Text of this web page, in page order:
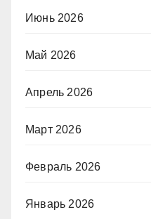
Июнь 2026
Май 2026
Апрель 2026
Март 2026
Февраль 2026
Январь 2026